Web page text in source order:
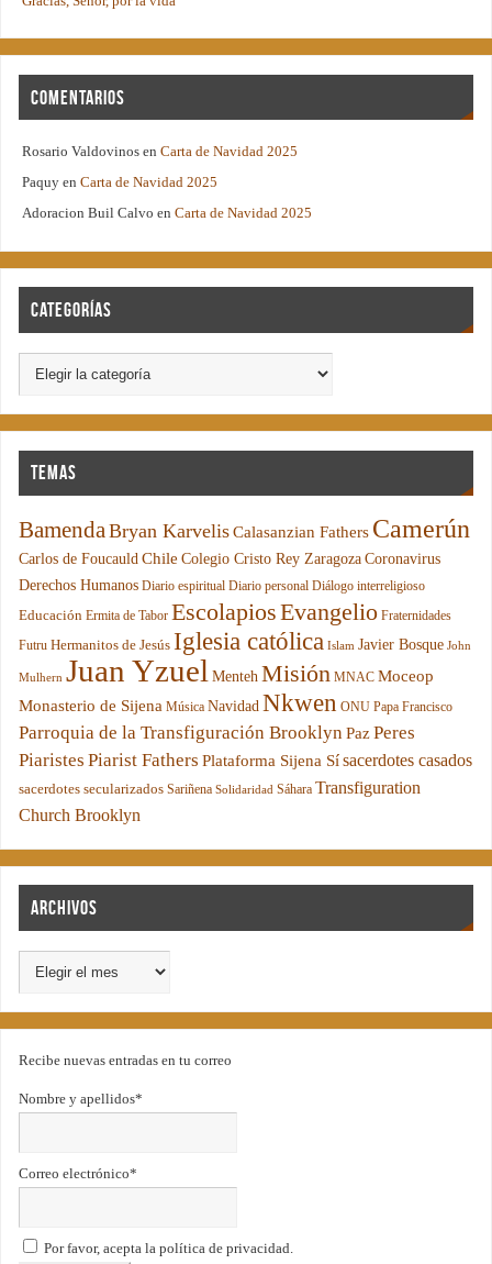
Comentarios
Rosario Valdovinos enCarta de Navidad 2025
Paquy enCarta de Navidad 2025
Adoracion Buil Calvo enCarta de Navidad 2025
Categorías
Temas
BamendaBryan KarvelisCalasanzian Fathers Camerún
Carlos de Foucauld Chile Colegio Cristo Rey Zaragoza Coronavirus
Derechos Humanos Diario espiritual Diario personal Diálogo interreligioso
Educación Ermita de Tabor EscolapiosEvangelio Fraternidades
Futru Hermanitos de Jesús Iglesia católica Islam Javier Bosque John
Mulhern Juan Yzuel Menteh Misión MNAC Moceop
Monasterio de Sijena Música Navidad Nkwen ONU Papa Francisco
Parroquia de la Transfiguración Brooklyn Paz Peres
Piaristes Piarist Fathers Plataforma Sijena Sí sacerdotes casados
sacerdotes secularizados Sariñena Solidaridad Sáhara Transfiguration
Church Brooklyn
Archivos
Recibe nuevas entradas en tu correo
Nombre y apellidos*
Correo electrónico*
Por favor, acepta la política de privacidad.